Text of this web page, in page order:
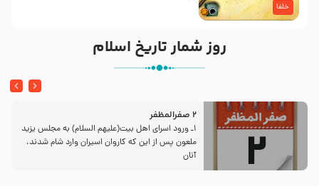
خلفا
روز شمار تاریخ اسلام
2 صفرالمظفر
1ـ ورود اسراى اهل بیت‌(علیهم السلام) به مجلس یزید
ملعون پس از این كه كاروان اسیران وارد شام شدند،
آنان